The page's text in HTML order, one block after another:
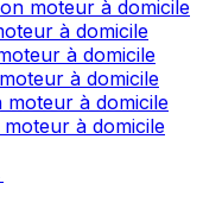
moteur à domicile
à domicile
à domicile
à domicile
moteur à domicile
à domicile